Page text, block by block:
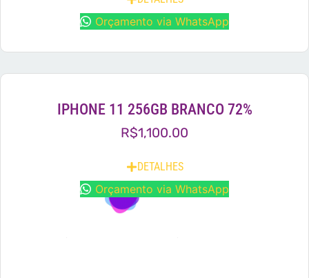
Orçamento via WhatsApp
IPHONE 11 256GB BRANCO 72%
R$1,100.00
DETALHES
Orçamento via WhatsApp